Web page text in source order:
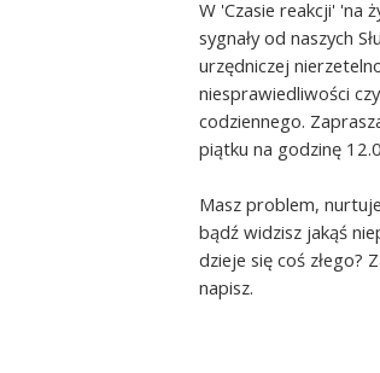
W 'Czasie reakcji' 'na
sygnały od naszych
urzędniczej
niesprawiedliwości
codziennego.
piątku na godzinę
Masz problem,
bądź widzisz jakąś
dzieje się coś złego?
napisz.